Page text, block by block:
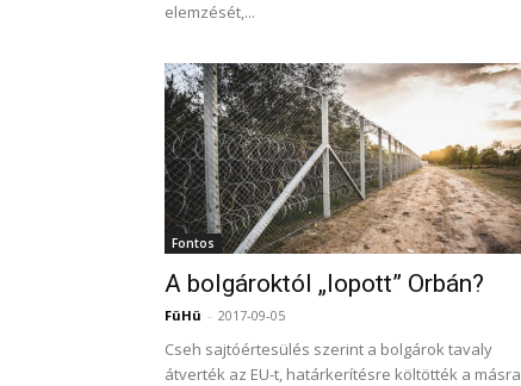
elemzését,...
Fontos
A bolgároktól „lopott” Orbán?
FüHü - 2017-09-05
Cseh sajtóértesülés szerint a bolgárok tavaly
átverték az EU-t, határkerítésre költötték a másra